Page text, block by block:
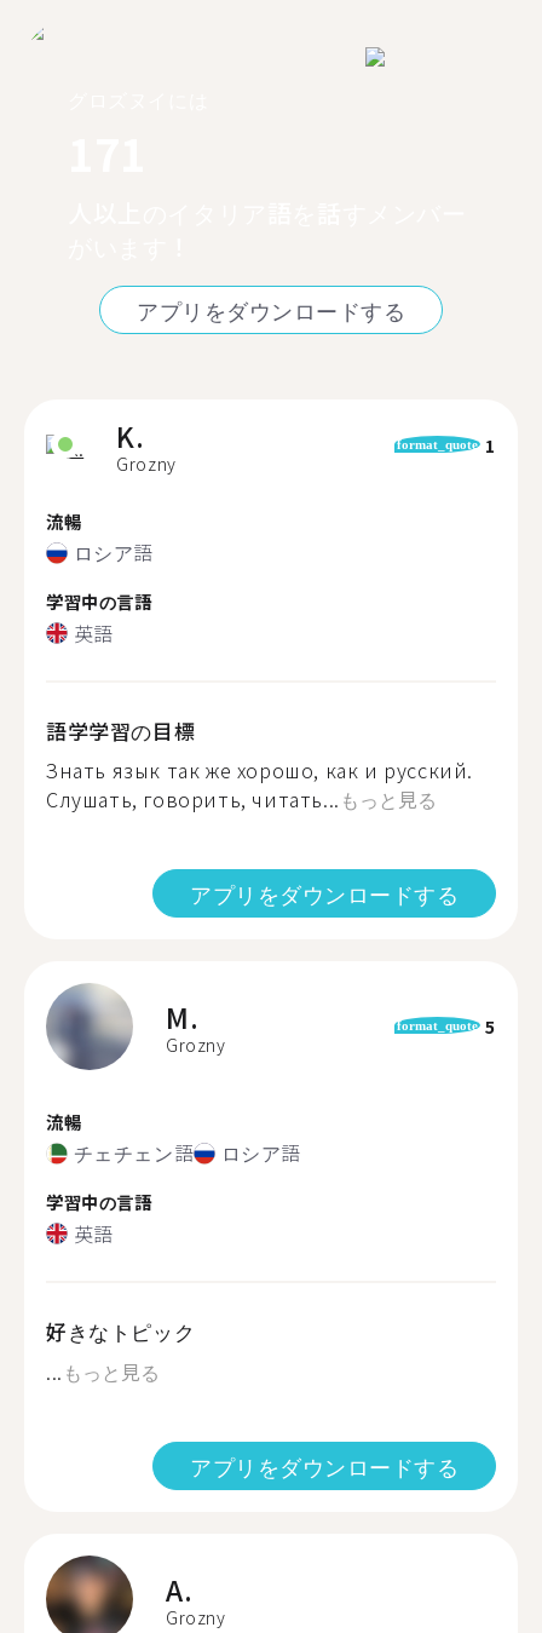
アプリをダウンロードする
K.
Grozny
format_quote 1
流暢
ロシア語
学習中の言語
英語
語学学習の目標
Знать язык так же хорошо, как и русский.
Слушать, говорить, читать... もっと見る
アプリをダウンロードする
M.
Grozny
format_quote 5
流暢
チェチェン語 ロシア語
学習中の言語
英語
好きなトピック
... もっと見る
アプリをダウンロードする
A.
Grozny